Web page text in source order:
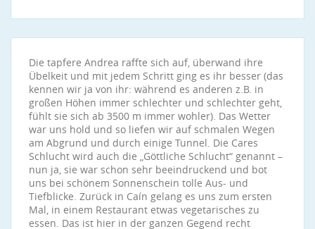
Die tapfere Andrea raffte sich auf, überwand ihre
Übelkeit und mit jedem Schritt ging es ihr besser (das
kennen wir ja von ihr: während es anderen z.B. in
großen Höhen immer schlechter und schlechter geht,
fühlt sie sich ab 3500 m immer wohler). Das Wetter
war uns hold und so liefen wir auf schmalen Wegen
am Abgrund und durch einige Tunnel. Die Cares
Schlucht wird auch die „Göttliche Schlucht“ genannt –
nun ja, sie war schon sehr beeindruckend und bot
uns bei schönem Sonnenschein tolle Aus- und
Tiefblicke. Zurück in Caín gelang es uns zum ersten
Mal, in einem Restaurant etwas vegetarisches zu
essen. Das ist hier in der ganzen Gegend recht